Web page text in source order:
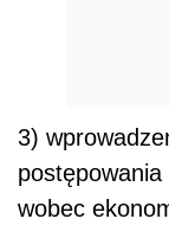
3)
postępowania
wobec